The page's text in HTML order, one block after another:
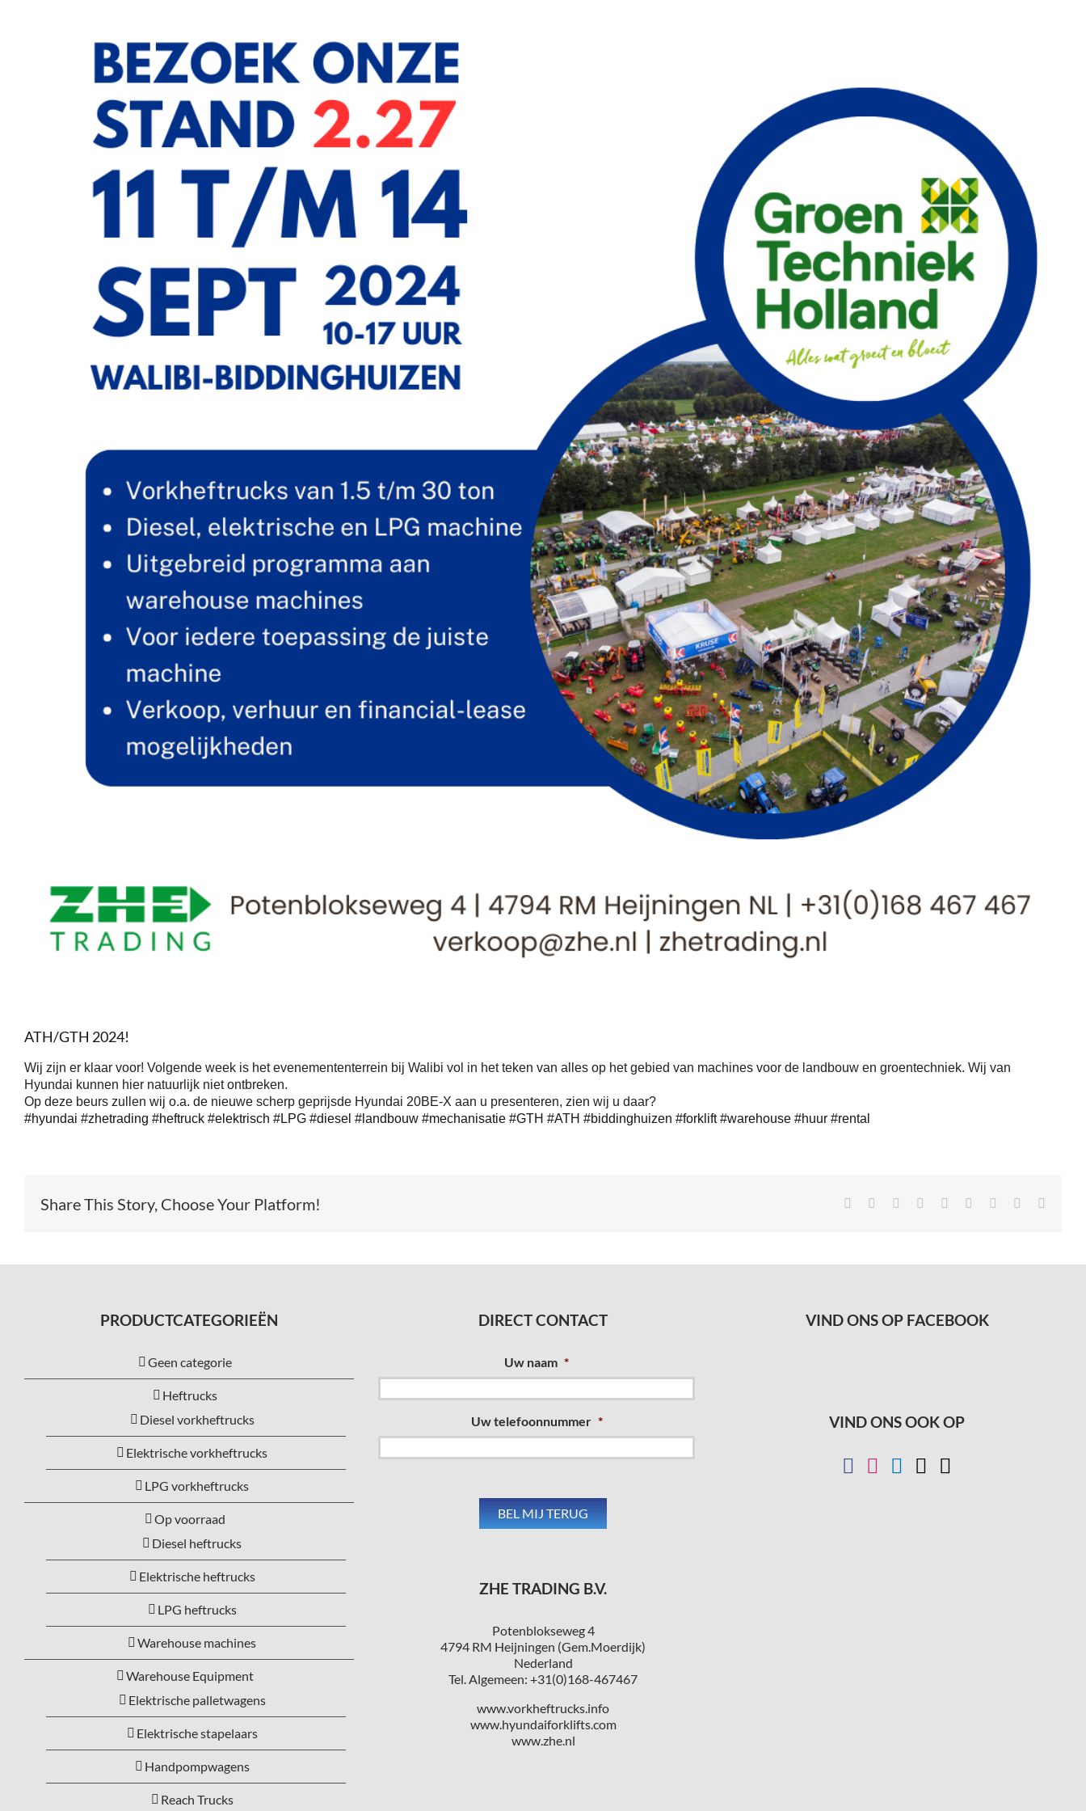
ATH/GTH 2024!
Wij zijn er klaar voor! Volgende week is het evenemententerrein bij Walibi vol in het teken van alles op het gebied van machines voor de landbouw en groentechniek. Wij van
Hyundai kunnen hier natuurlijk niet ontbreken.
Op deze beurs zullen wij o.a. de nieuwe scherp geprijsde Hyundai 20BE-X aan u presenteren, zien wij u daar?
#hyundai #zhetrading #heftruck #elektrisch #LPG #diesel #landbouw #mechanisatie #GTH #ATH #biddinghuizen #forklift #warehouse #huur #rental
Share This Story, Choose Your Platform! Facebook Reddit LinkedIn
TumblrPinterest Xing
PRODUCTCATEGORIEËN
Geen categorie
Heftrucks
Diesel vorkheftrucks
Elektrische vorkheftrucks
LPG vorkheftrucks
Op voorraad
Diesel heftrucks
Elektrische heftrucks
LPG heftrucks
Warehouse machines
Warehouse Equipment
Elektrische palletwagens
Elektrische stapelaars
Handpompwagens
Reach Trucks
DIRECT CONTACT
Uw naam *
Uw telefoonnummer *
ZHE TRADING B.V.
Potenblokseweg 4
4794 RM Heijningen (Gem.Moerdijk)
Nederland
Tel. Algemeen: +31(0)168-467467
www.vorkheftrucks.info
www.hyundaiforklifts.com
www.zhe.nl
VIND ONS OP FACEBOOK
VIND ONS OOK OP